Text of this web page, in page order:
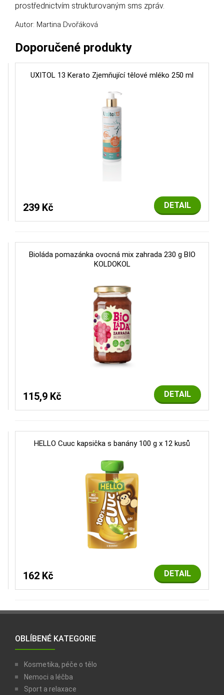
prostřednictvím strukturovaným sms zpráv.
Autor: Martina Dvořáková
Doporučené produkty
UXITOL 13 Kerato Zjemňující tělové mléko 250 ml
DETAIL
239 Kč
Bioláda pomazánka ovocná mix zahrada 230 g BIO
KOLDOKOL
DETAIL
115,9 Kč
HELLO Cuuc kapsička s banány 100 g x 12 kusů
DETAIL
162 Kč
OBLÍBENÉ KATEGORIE
Kosmetika, péče o tělo
Nemoci a léčba
Sport a relaxace